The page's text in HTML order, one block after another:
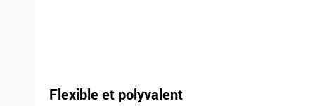
Unité de conditionnement
Flexible et polyvalent